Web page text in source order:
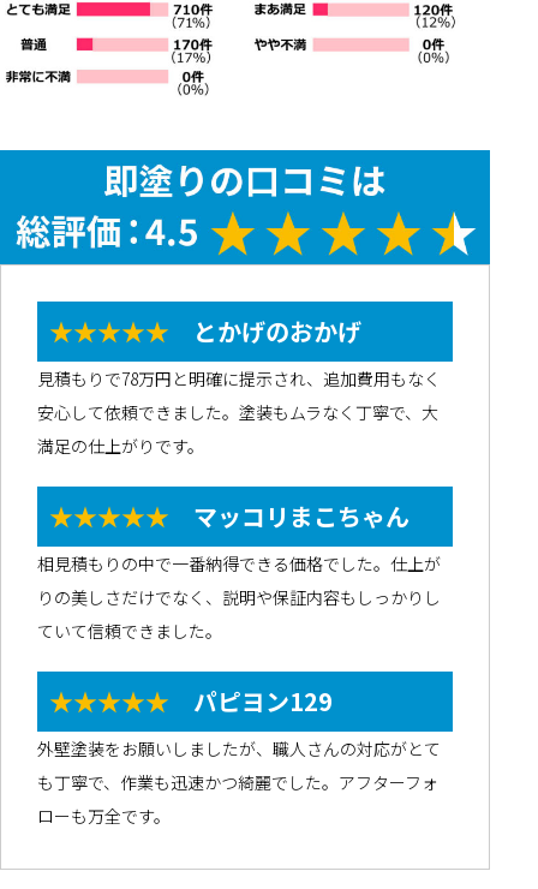
★★★★★ とかげのおかげ
見積もりで78万円と明確に提示され、追加費用もなく
安心して依頼できました。塗装もムラなく丁寧で、大
満足の仕上がりです。
★★★★★ マッコリまこちゃん
相見積もりの中で一番納得できる価格でした。仕上が
りの美しさだけでなく、説明や保証内容もしっかりし
ていて信頼できました。
★★★★★ パピヨン129
外壁塗装をお願いしましたが、職人さんの対応がとて
も丁寧で、作業も迅速かつ綺麗でした。アフターフォ
ローも万全です。